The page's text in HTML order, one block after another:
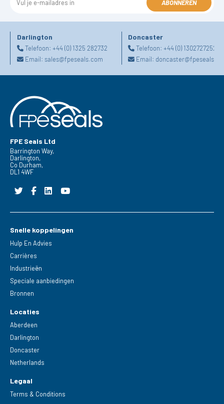
ABONNEREN
Darlington
Telefoon: +44 (0) 1325 282732
Email: sales@fpeseals.com
Doncaster
Telefoon:+44 (0) 1302727252
Email:
FPE Seals Ltd
Barrington Way,
Darlington,
Co Durham,
DL1 4WF
Snelle koppelingen
Hulp En Advies
Carrières
Industrieën
Speciale aanbiedingen
Bronnen
Locaties
Aberdeen
Darlington
Doncaster
Netherlands
Legaal
Terms & Conditions